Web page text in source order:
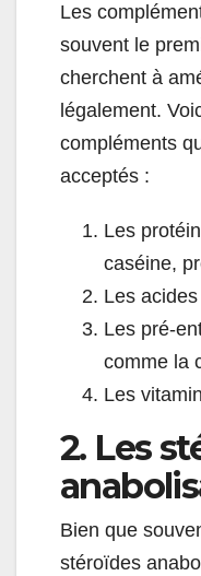
Les
souvent le
cherchent à
légalement.
compléments
acceptés :
Les
caséine,
Les
Les pré-
comme la
Les
2. Les
Bien que
stéroïdes